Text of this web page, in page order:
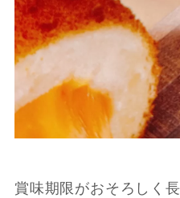
賞味期限がおそろしく